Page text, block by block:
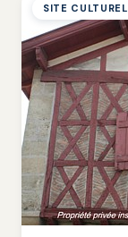
SITE CULTUREL